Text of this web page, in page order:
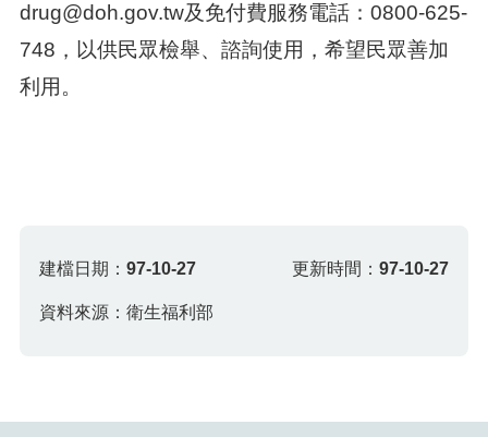
drug@doh.gov.tw及免付費服務電話：0800-625-
748，以供民眾檢舉、諮詢使用，希望民眾善加
利用。
建檔日期：97-10-27 更新時間： 97-10-27
資料來源：衛生福利部